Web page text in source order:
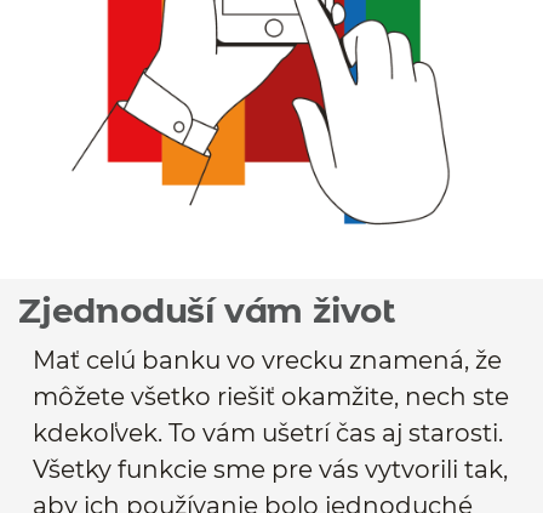
Zjednoduší vám život
Mať celú banku vo vrecku znamená, že
môžete všetko riešiť okamžite, nech ste
kdekoľvek. To vám ušetrí čas aj starosti.
Všetky funkcie sme pre vás vytvorili tak,
aby ich používanie bolo jednoduché